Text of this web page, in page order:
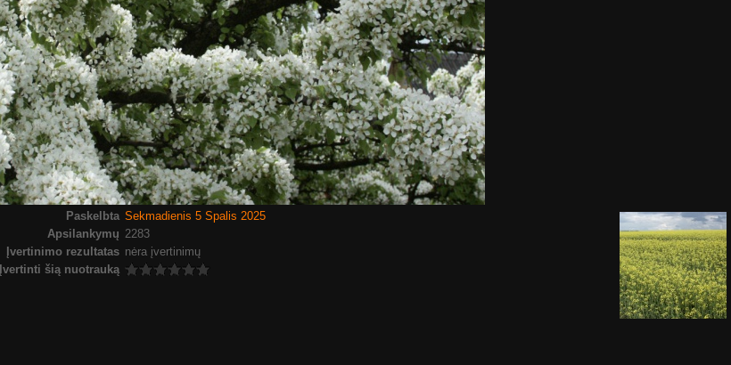
Paskelbta Sekmadienis 5 Spalis 2025
Apsilankymų 2283
Įvertinimo rezultatas nėra įvertinimų
Įvertinti šią nuotrauką